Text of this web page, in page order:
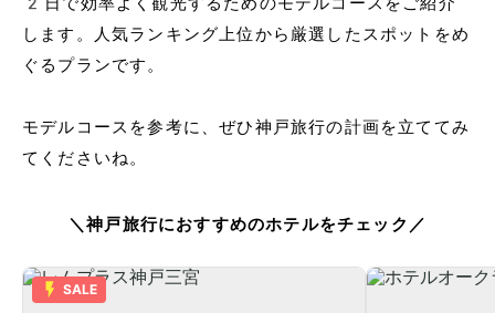
します。人気ランキング上位から厳選したスポットをめ
ぐるプランです。
モデルコースを参考に、ぜひ神戸旅行の計画を立ててみ
てくださいね。
＼神戸旅行におすすめのホテルをチェック／